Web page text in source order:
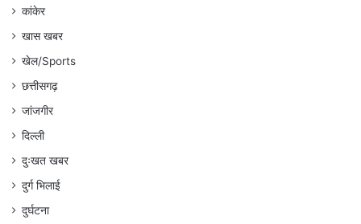
कांकेर
खास खबर
खेल/Sports
छत्तीसगढ़
जांजगीर
दिल्ली
दुःखत खबर
दुर्ग भिलाई
दुर्घटना